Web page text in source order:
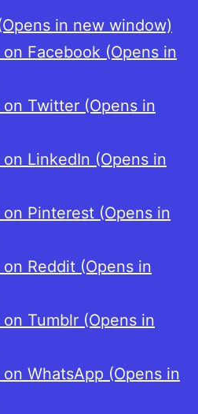
in new window)
Facebook (Opens in
Twitter (Opens in
LinkedIn (Opens in
Pinterest (Opens in
Reddit (Opens in
Tumblr (Opens in
WhatsApp (Opens in